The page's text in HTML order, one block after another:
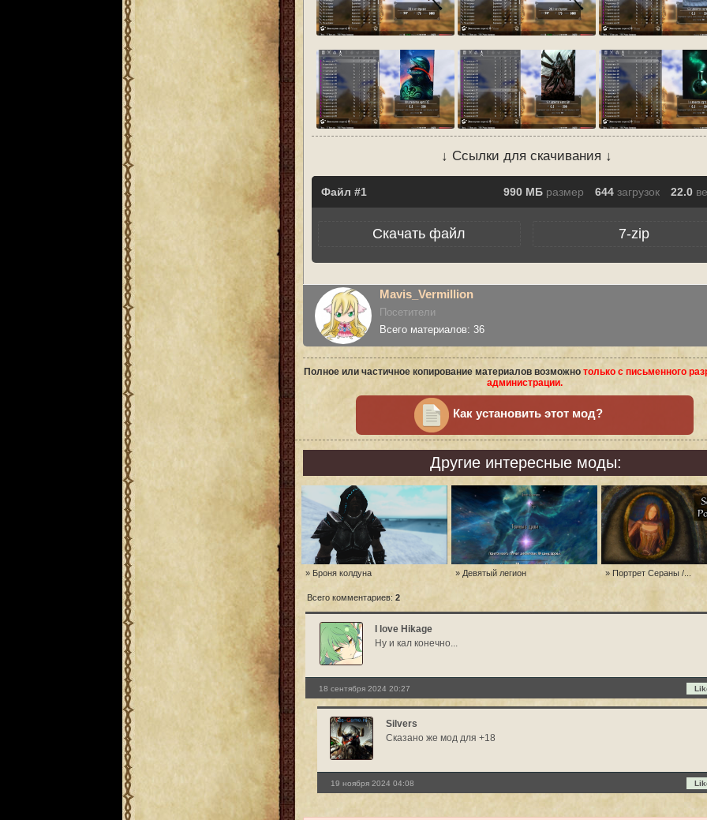
↓ Ссылки для скачивания ↓
Файл 990 МБ размер 644 загрузок 22.0
Скачать файл 7-zip
Mavis_Vermillion
Посетители
Всего материалов: 36
Полное или частичное копирование материалов возможно только с письменного
администрации.
Как установить этот мод?
Другие интересные моды:
» Броня колдуна » Девятый легион » Портрет Сераны /...
Всего комментариев: 2
I love Hikage
Ну и кал конечно...
18 сентября 2024 20:27
Silvers
Сказано же мод для +18
19 ноября 2024 04:08